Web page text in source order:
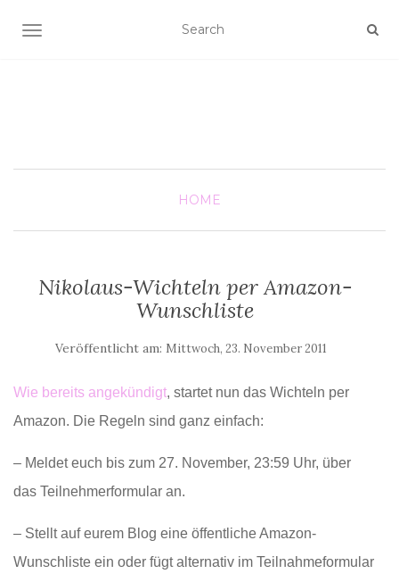
SCHALTE NAVIGATION
HOME
Nikolaus-Wichteln per Amazon-
Wunschliste
Veröffentlicht am: Mittwoch, 23. November 2011
Wie bereits angekündigt, startet nun das Wichteln per
Amazon. Die Regeln sind ganz einfach:
– Meldet euch bis zum 27. November, 23:59 Uhr, über
das Teilnehmerformular an.
– Stellt auf eurem Blog eine öffentliche Amazon-
Wunschliste ein oder fügt alternativ im Teilnahmeformular